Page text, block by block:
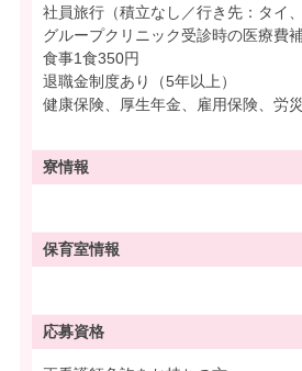
社員旅行（積立なし／行き先：タイ
グループクリニック受診時の医療費
食事1食350円
退職金制度あり（5年以上）
健康保険、厚生年金、雇用保険、労
寮情報
保育室情報
応募資格